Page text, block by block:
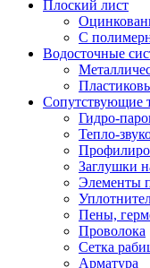
Плоский лист
С
Водосточные
Сопутствующие
Гидро-
Тепло-
Заглушки
Элементы
Пены,
Проволока
Сетка
Арматура